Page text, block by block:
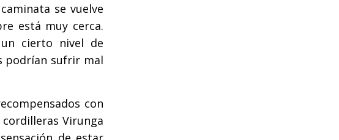
se vuelve
está muy cerca.
cierto nivel de
podrían sufrir mal
con
Virunga